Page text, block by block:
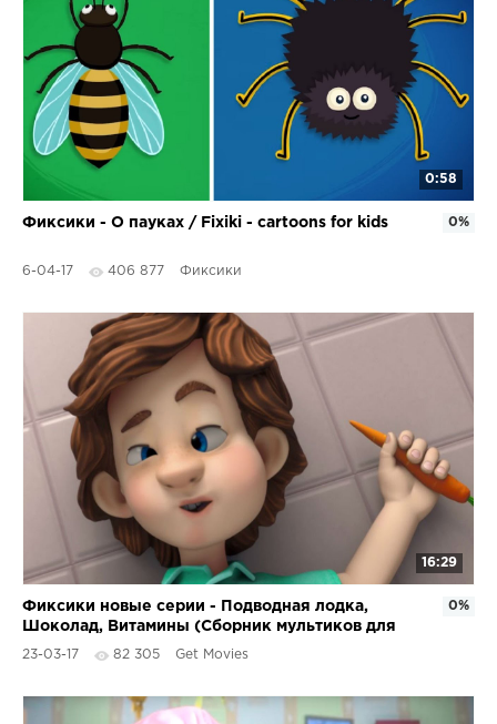
0:58
Фиксики - О пауках / Fixiki - cartoons for kids
6-04-17 406 877 Фиксики
0%
16:29
Фиксики новые серии - Подводная лодка,
Шоколад, Витамины (Сборник мультиков для
детей)
23-03-17 82 305 Get Movies
0%